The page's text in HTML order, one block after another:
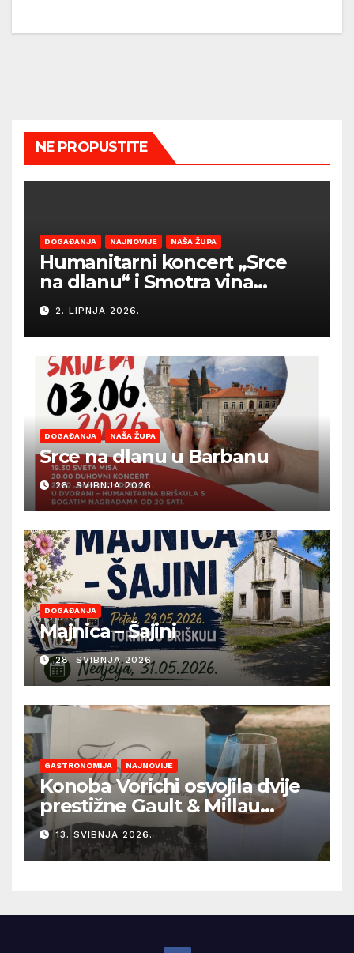
NE PROPUSTITE
DOGAĐANJA NAJNOVIJE NAŠA ŽUPA
Humanitarni koncert „Srce
na dlanu“ i Smotra vina
Općine Barban otvaraju
sezonu ljetnih događanja
2. LIPNJA 2026.
DOGAĐANJA NAŠA ŽUPA
Srce na dlanu u Barbanu
28. SVIBNJA 2026.
DOGAĐANJA
Majnica – Šajini
28. SVIBNJA 2026.
GASTRONOMIJA NAJNOVIJE
Konoba Vorichi osvojila dvije
prestižne Gault & Millau
kapice
13. SVIBNJA 2026.